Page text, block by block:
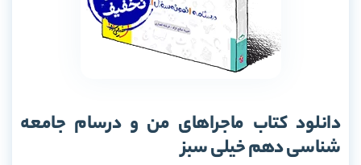
دانلود کتاب ماجراهای من و درسام جامعه
شناسی دهم خیلی سبز